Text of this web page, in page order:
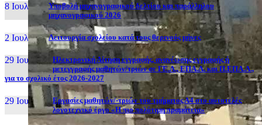
8 Ιουλ, 26
Υποβολή μηχανογραφικού δελτίου και παράλληλου
μηχανογραφικού 2026
2 Ιουλ, 26 Λειτουργία σχολείου κατά τους θερινούς μήνες
29 Ιουν, 26
Ηλεκτρονική Αίτηση εγγραφής, ανανέωσης εγγραφής ή
μετεγγραφής μαθητών/τριών σε ΓΕ.Λ., ΕΠΑ.Λ. και Π.ΕΠΑ.Λ.,
για το σχολικό έτος 2026-2027
29 Ιουν, 26
Εργασίες μαθητών/-τριών του τμήματος Α4 στο αυτοτελές
λογοτεχνικό έργο «Η πιο πολύτιμη πραμάτεια»